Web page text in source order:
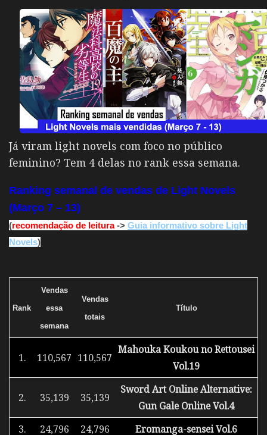
Já viram light novels com foco no público
feminino? Tem 4 delas no rank essa semana.
Ranking semanal de vendas de Light Novels
(Março 7 – 13)
(recomendação de leitura-> Guia informativo sobre Light
Novels)
Rank
Vendas
essa
semana
Vendas
totais
Título
1. 110,567 110,567
Mahouka Koukou no Rettousei
Vol.19
2. 35,139 35,139
Sword Art Online Alternative:
Gun Gale Online Vol.4
3.
24,796 24,796 Eromanga-sensei Vol.6